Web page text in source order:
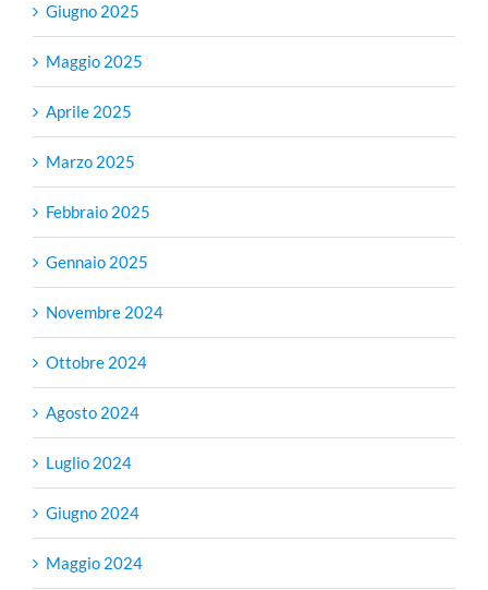
Giugno 2025
Maggio 2025
Aprile 2025
Marzo 2025
Febbraio 2025
Gennaio 2025
Novembre 2024
Ottobre 2024
Agosto 2024
Luglio 2024
Giugno 2024
Maggio 2024